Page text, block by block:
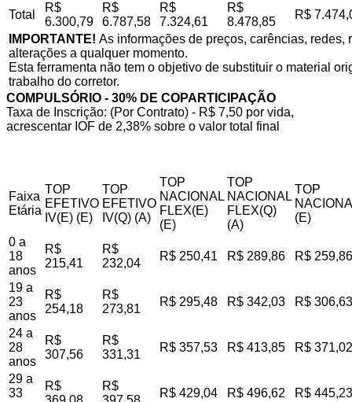
Total
R$
6.300,79
R$
6.787,58
R$
7.324,61
R$
8.478,85
R$
IMPORTANTE! As informações de preços, carências,
alterações a qualquer momento.
Esta ferramenta não tem o objetivo de substituir o material
trabalho do corretor.
COMPULSÓRIO - 30% DE COPARTICIPAÇÃO
Taxa de Inscrição: (Por Contrato) - R$ 7,50 por vida,
acrescentar IOF de 2,38% sobre o valor total final
Faixa
Etária
TOP
EFETIVO
IV(E) (E)
TOP
EFETIVO
IV(Q) (A)
TOP
NACIONAL
FLEX(E)
(E)
TOP
NACIONAL
FLEX(Q)
(A)
TOP
(E)
0 a
18
anos
R$
215,41
R$
232,04
R$ 250,41 R$ 289,86 R$ 259,86
19 a
23
anos
R$
254,18
R$
273,81
R$ 295,48 R$ 342,03 R$ 306,63
24 a
28
anos
R$
307,56
R$
331,31
R$ 357,53 R$ 413,85 R$ 371,02
29 a
33
R$
R$
R$ 429,04 R$ 496,62 R$ 445,23